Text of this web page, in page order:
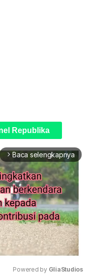
Republika
arrow_forward_ios Baca selengkapnya
Powered by GliaStudios